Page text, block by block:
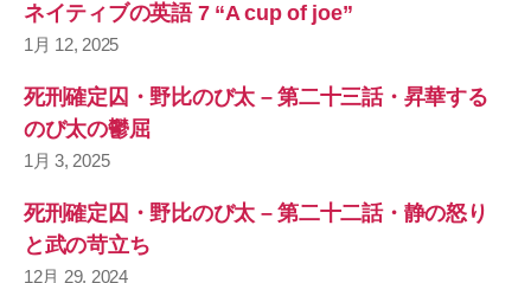
ネイティブの英語 7 “A cup of joe”
1月 12, 2025
死刑確定囚・野比のび太 – 第二十三話・昇華する
のび太の鬱屈
1月 3, 2025
死刑確定囚・野比のび太 – 第二十二話・静の怒り
と武の苛立ち
12月 29, 2024